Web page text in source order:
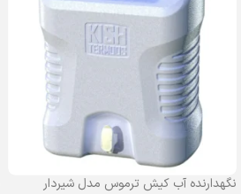
نگهدارنده آب کیش ترموس مدل شیردار